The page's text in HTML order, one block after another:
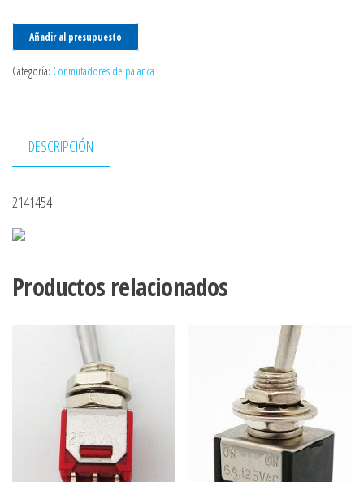
Añadir al presupuesto
Categoría: Conmutadores de palanca
DESCRIPCIÓN
2141454
Productos relacionados